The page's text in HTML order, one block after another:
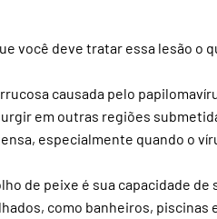
você deve tratar essa lesão o
causada pelo
em outras regiões
especialmente quando o
de peixe é sua capacidade
como banheiros,